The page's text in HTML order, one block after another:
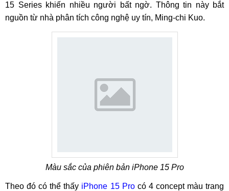
15 Series khiến nhiều người bất ngờ. Thông tin này bắt
nguồn từ nhà phân tích công nghệ uy tín, Ming-chi Kuo.
Màu sắc của phiên bản iPhone 15 Pro
Theo đó có thể thấy iPhone 15 Procó 4 concept màu trang